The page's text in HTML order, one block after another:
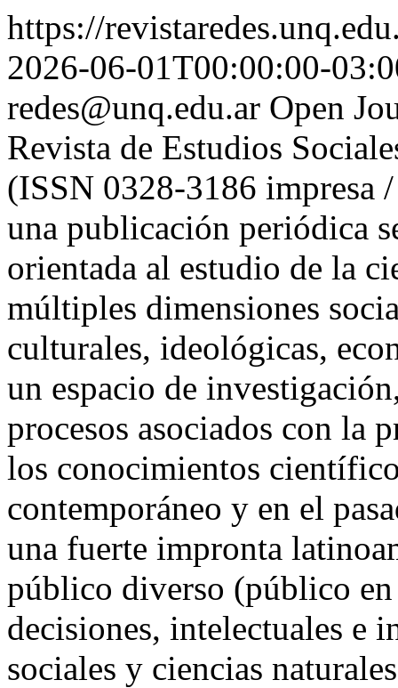
https://
2026-06-01T00:00:00-
redes@unq.edu.ar Open
Revista de Estudios
(ISSN 0328-3186 impresa
una publicación periódica
orientada al estudio de la
múltiples dimensiones
culturales, ideológicas,
un espacio de
procesos asociados con la
los conocimientos
contemporáneo y en el
una fuerte impronta
público diverso (público en
decisiones, intelectuales e
sociales y ciencias